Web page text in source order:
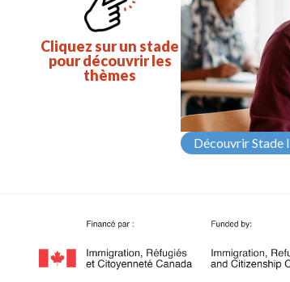
Cliquez sur un stade
pour découvrir les
thèmes
Découvrir Stade I